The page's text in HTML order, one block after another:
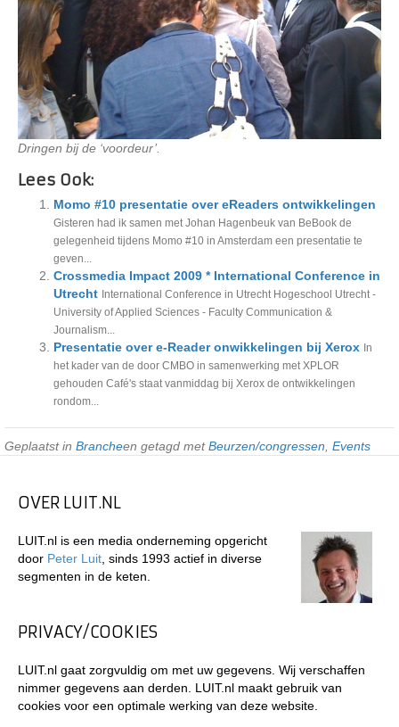
Dringen bij de ‘voordeur’.
Lees Ook:
Momo #10 presentatie over eReaders ontwikkelingen
Gisteren had ik samen met Johan Hagenbeuk van BeBook de
gelegenheid tijdens Momo #10 in Amsterdam een presentatie te
geven...
Crossmedia Impact 2009 * International Conference in
Utrecht International Conference in Utrecht Hogeschool Utrecht -
University of Applied Sciences - Faculty Communication &
Journalism...
Presentatie over e-Reader onwikkelingen bij Xerox In
het kader van de door CMBO in samenwerking met XPLOR
gehouden Café's staat vanmiddag bij Xerox de ontwikkelingen
rondom...
Geplaatst in Brancheen getagd metBeurzen/congressen Events
OVER LUIT.NL
LUIT.nl is een media onderneming opgericht
door Peter Luit , sinds 1993 actief in diverse
segmenten in de keten.
PRIVACY/COOKIES
LUIT.nl gaat zorgvuldig om met uw gegevens. Wij verschaffen
nimmer gegevens aan derden. LUIT.nl maakt gebruik van
cookies voor een optimale werking van deze website.